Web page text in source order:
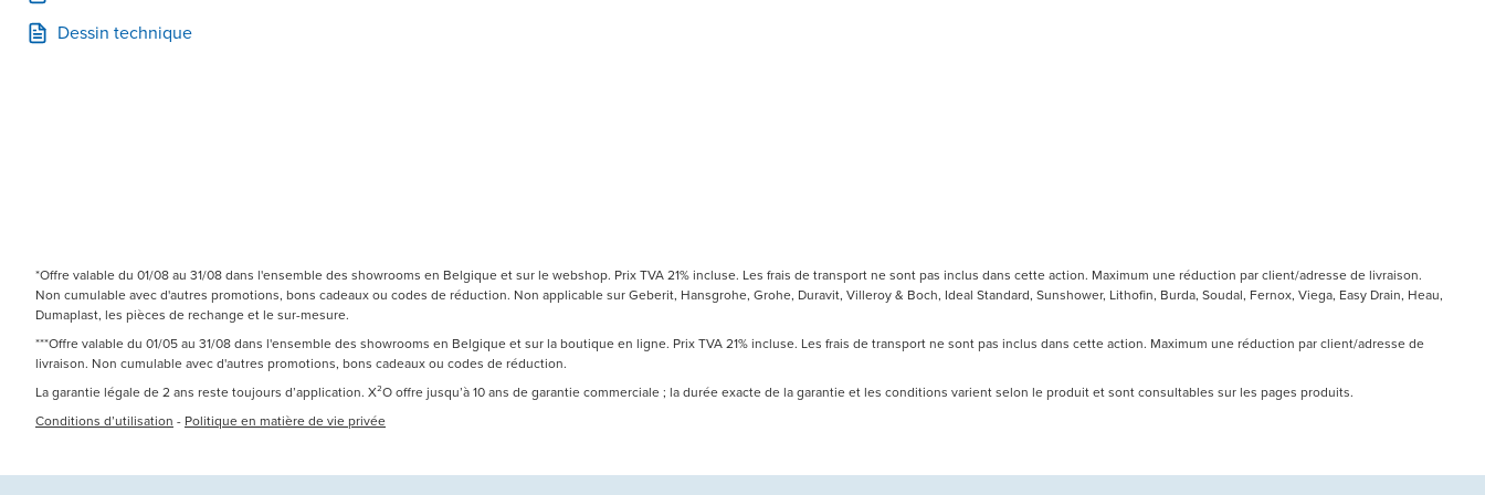
Dessin technique
*Offre valable du 01/08 au 31/08 dans l'ensemble des showrooms en Belgique et sur le webshop. Prix TVA 21% incluse. Les frais de transport ne sont pas inclus dans cette action. Maximum une réduction par client/adresse de livraison.
Non cumulable avec d'autres promotions, bons cadeaux ou codes de réduction. Non applicable sur Geberit, Hansgrohe, Grohe, Duravit, Villeroy & Boch, Ideal Standard, Sunshower, Lithofin, Burda, Soudal, Fernox, Viega, Easy Drain, Heau,
Dumaplast, les pièces de rechange et le sur-mesure.
***Offre valable du 01/05 au 31/08 dans l'ensemble des showrooms en Belgique et sur la boutique en ligne. Prix TVA 21% incluse. Les frais de transport ne sont pas inclus dans cette action. Maximum une réduction par client/adresse de
livraison. Non cumulable avec d'autres promotions, bons cadeaux ou codes de réduction.
La garantie légale de 2 ans reste toujours d’application. X²O offre jusqu’à 10 ans de garantie commerciale ; la durée exacte de la garantie et les conditions varient selon le produit et sont consultables sur les pages produits.
Conditions d’utilisation - Politique en matière de vie privée